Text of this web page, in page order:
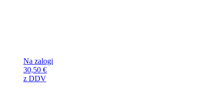
Na zalogi
30,50 €
z DDV